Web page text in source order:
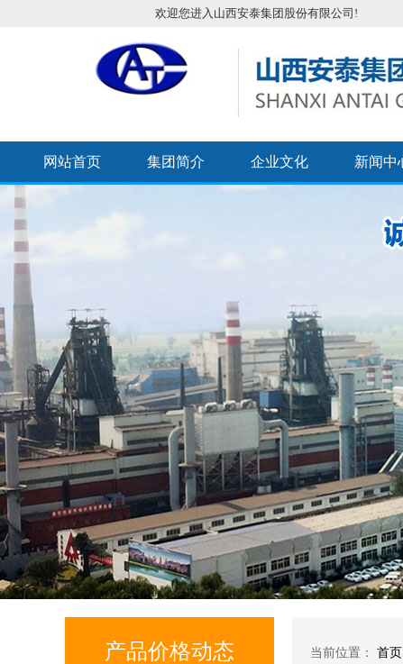
欢迎您进入山西安泰集团股份有限公司!
网站首页 集团简介 企业文化 新闻中
产品价格动态 当前位置： 首页